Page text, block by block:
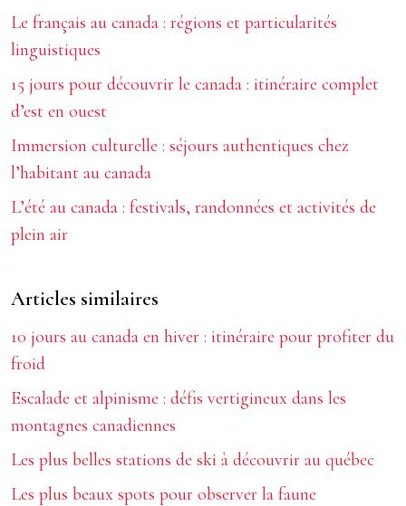
Le français au canada : régions et particularités
linguistiques
15 jours pour découvrir le canada : itinéraire complet
d’est en ouest
Immersion culturelle : séjours authentiques chez
l’habitant au canada
L’été au canada : festivals, randonnées et activités de
plein air
Articles similaires
10 jours au canada en hiver : itinéraire pour profiter du
froid
Escalade et alpinisme : défis vertigineux dans les
montagnes canadiennes
Les plus belles stations de ski à découvrir au québec
Les plus beaux spots pour observer la faune